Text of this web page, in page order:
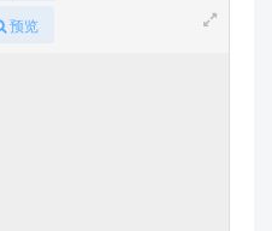
预览